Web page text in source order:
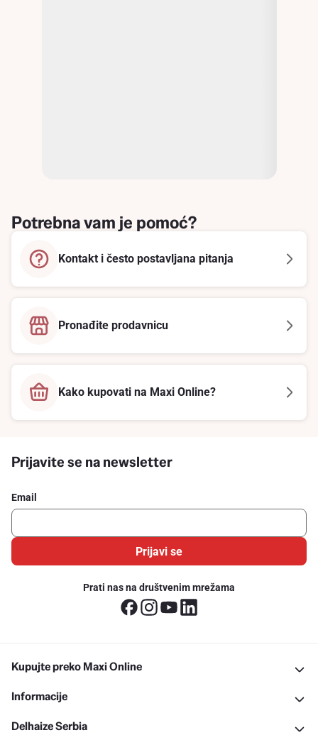
Potrebna vam je pomoć?
Kontakt i često postavljana pitanja
Pronađite prodavnicu
Kako kupovati na Maxi Online?
Prijavite se na newsletter
Email
Prijavi se
Prati nas na društvenim mrežama
Kupujte preko Maxi Online
Informacije
Delhaize Serbia